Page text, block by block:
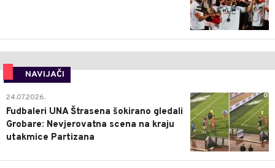
NAVIJAČI
0
24.07.2026.
Fudbaleri UNA Štrasena šokirano gledali
Grobare: Nevjerovatna scena na kraju
utakmice Partizana